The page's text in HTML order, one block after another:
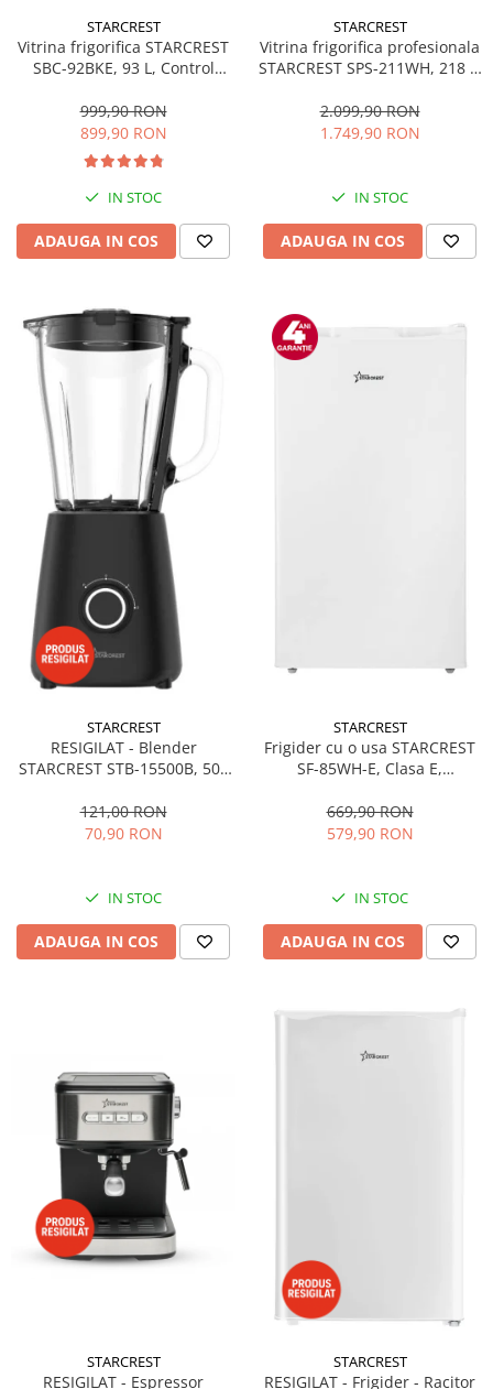
STARCREST
Vitrina frigorifica STARCREST
SBC-92BKE, 93 L, Control
83.2 cm, Negru
999,90 RON
899,90 RON
IN STOC
ADAUGA IN COS
STARCREST
Vitrina frigorifica profesionala
STARCREST SPS-211WH, 218 L,
LED, H 141 cm, Negru
2.099,90 RON
1.749,90 RON
IN STOC
ADAUGA IN COS
STARCREST
RESIGILAT - Blender
STARCREST STB-15500B, 500
Pulse, Negru
121,00 RON
70,90 RON
IN STOC
ADAUGA IN COS
STARCREST
Frigider cu o usa STARCREST
SF-85WH-E, Clasa E,
interioara, Compartiment
gheata, H 82 cm, Alb
669,90 RON
579,90 RON
IN STOC
ADAUGA IN COS
STARCREST
RESIGILAT - Espressor
STARCREST
RESIGILAT - Frigider - Racitor